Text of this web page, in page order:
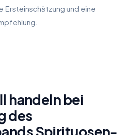
Ersteinschätzung und eine
handeln bei
des
Spirituosen-